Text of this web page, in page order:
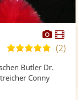
Fotos
4,8
5
(2)
Butler Dr.
Conny